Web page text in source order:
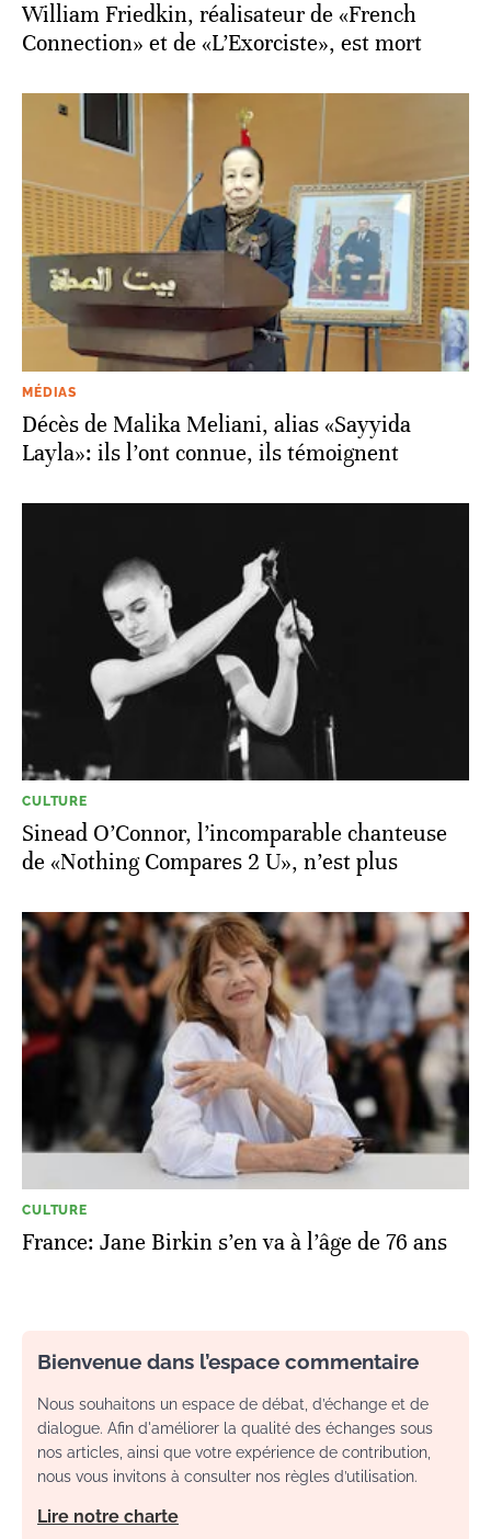
William Friedkin, réalisateur de «French
Connection» et de «L’Exorciste», est mort
MÉDIAS
Décès de Malika Meliani, alias «Sayyida
Layla»: ils l’ont connue, ils témoignent
CULTURE
Sinead O’Connor, l’incomparable chanteuse
de «Nothing Compares 2 U», n’est plus
CULTURE
France: Jane Birkin s’en va à l’âge de 76 ans
Bienvenue dans l’espace commentaire
Nous souhaitons un espace de débat, d’échange et de
dialogue. Afin d'améliorer la qualité des échanges sous
nos articles, ainsi que votre expérience de contribution,
nous vous invitons à consulter nos règles d’utilisation.
Lire notre charte